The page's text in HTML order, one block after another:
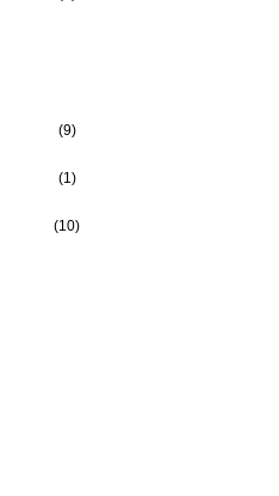
(9)
(1)
(10)